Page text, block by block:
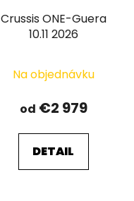
Crussis ONE-Guera
10.11 2026
Na objednávku
od €2 979
DETAIL